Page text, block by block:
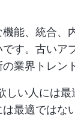
能、統合、
です。古いア
業界トレン
い人には
最適ではな